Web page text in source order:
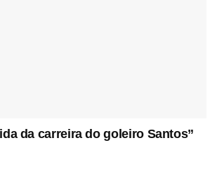
da carreira do goleiro Santos”